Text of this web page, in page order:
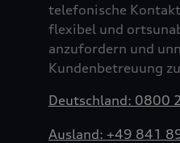
telefonische
flexibel und
anzufordern und
Kundenbetreuung
Deutschland: 0800
Ausland: +49 841